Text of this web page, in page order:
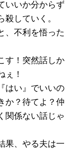
いいか分からず
していく。
、不利を悟った
す！突然話しか
ぇ！
はい』でいいの
か？待てよ？仲
関係ない話じゃ
果、やる夫は一